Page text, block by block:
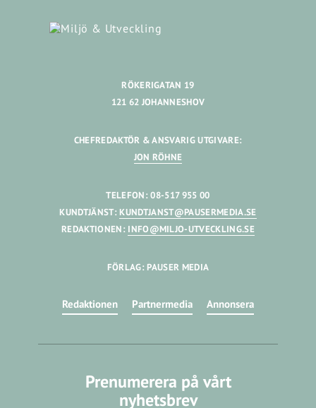
RÖKERIGATAN 19
121 62 JOHANNESHOV
CHEFREDAKTÖR & ANSVARIG UTGIVARE:
JON RÖHNE
TELEFON: 08-517 955 00
KUNDTJÄNST: KUNDTJANST@PAUSERMEDIA.SE
REDAKTIONEN: INFO@MILJO-UTVECKLING.SE
FÖRLAG: PAUSER MEDIA
Redaktionen Partnermedia Annonsera
Prenumerera på vårt
nyhetsbrev